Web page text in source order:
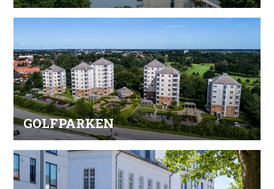
GOLFPARKEN